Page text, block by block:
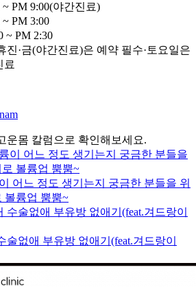
PM 9:00(야간진료)
PM 3:00
~ PM 2:30
진·금(야간진료)은 예약 필수·토요일은
료
운몸 칼럼 으로 확인해보세요.
어느 정도 생기는지 궁금한 분들을 위
볼륨업 뿜뿜~
없애 부유방 없애기(feat.겨드랑이